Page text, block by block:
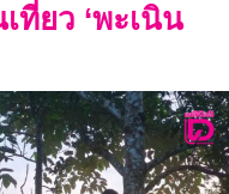
ยว ‘พะเนิน